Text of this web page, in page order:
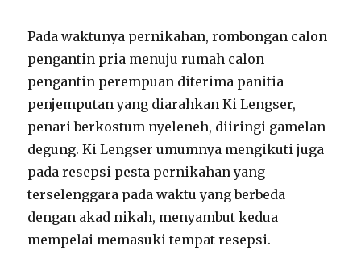
Pada waktunya pernikahan, rombongan calon
pengantin pria menuju rumah calon
pengantin perempuan diterima panitia
penjemputan yang diarahkan Ki Lengser,
penari berkostum nyeleneh, diiringi gamelan
degung. Ki Lengser umumnya mengikuti juga
pada resepsi pesta pernikahan yang
terselenggara pada waktu yang berbeda
dengan akad nikah, menyambut kedua
mempelai memasuki tempat resepsi.